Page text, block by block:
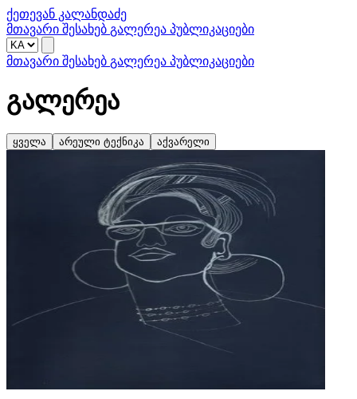
ქეთევან კალანდაძე
მთავარი შესახებ გალერეა პუბლიკაციები
მთავარი შესახებ გალერეა პუბლიკაციები
გალერეა
ყველა არეული ტექნიკა აქვარელი